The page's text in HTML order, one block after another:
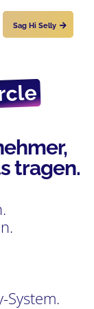
Sag Hi Selly
tragen.
System.